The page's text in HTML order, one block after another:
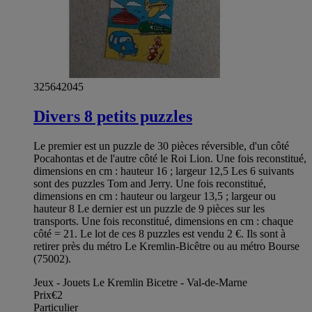
325642045
Divers 8 petits puzzles
Le premier est un puzzle de 30 pièces réversible, d'un côté
Pocahontas et de l'autre côté le Roi Lion. Une fois reconstitué,
dimensions en cm : hauteur 16 ; largeur 12,5 Les 6 suivants
sont des puzzles Tom and Jerry. Une fois reconstitué,
dimensions en cm : hauteur ou largeur 13,5 ; largeur ou
hauteur 8 Le dernier est un puzzle de 9 pièces sur les
transports. Une fois reconstitué, dimensions en cm : chaque
côté = 21. Le lot de ces 8 puzzles est vendu 2 €. Ils sont à
retirer près du métro Le Kremlin-Bicêtre ou au métro Bourse
(75002).
Jeux - Jouets Le Kremlin Bicetre - Val-de-Marne
Prix€2
Particulier